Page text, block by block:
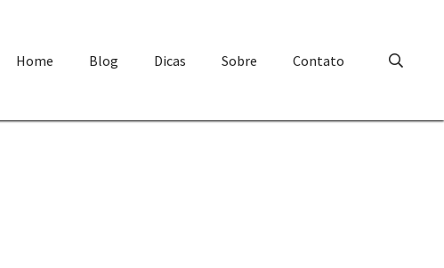
Home Blog Dicas Sobre Contato